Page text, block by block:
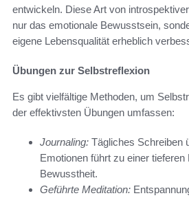
entwickeln. Diese Art von
nur das emotionale Bewusstsein,
eigene Lebensqualität erheblich
Übungen zur Selbstreflexion
Es gibt vielfältige Methoden, um
der effektivsten Übungen umfassen:
Journaling: Tägliches Schreiben
Emotionen führt zu einer tieferen
Bewusstheit.
Geführte Meditation: